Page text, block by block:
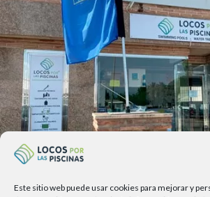
Este sitio web puede usar cookies para mejorar y